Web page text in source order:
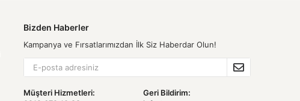
Bizden Haberler
Kampanya ve Fırsatlarımızdan İlk Siz Haberdar Olun!
Müşteri Hizmetleri:
Geri Bildirim: